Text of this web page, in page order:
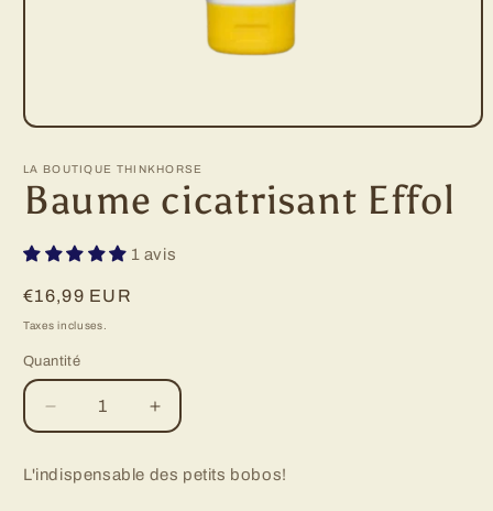
Ouvrir
média
1
dans
une
modale
LA BOUTIQUE THINKHORSE
Baume cicatrisant Effol
1 avis
Prix
habituel
€16,99 EUR
Taxes incluses.
Quantité
Quantité
Réduire
la
de
Augmenter
la
de
L'indispensable des petits bobos!